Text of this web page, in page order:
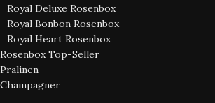
Royal Deluxe Rosenbox
Royal Bonbon Rosenbox
Royal Heart Rosenbox
Rosenbox Top-Seller
Pralinen
Champagner